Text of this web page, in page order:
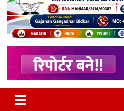
Mahimakhadicha